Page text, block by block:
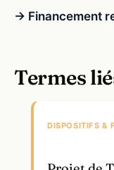
→ Financement
Termes
DISPOSITIFS &